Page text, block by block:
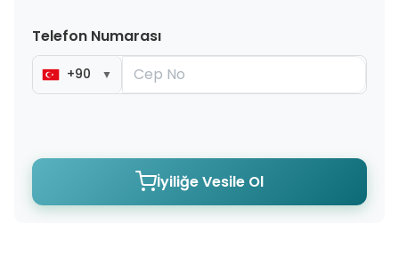
Telefon Numarası
+90 ▼
İyiliğe Vesile Ol